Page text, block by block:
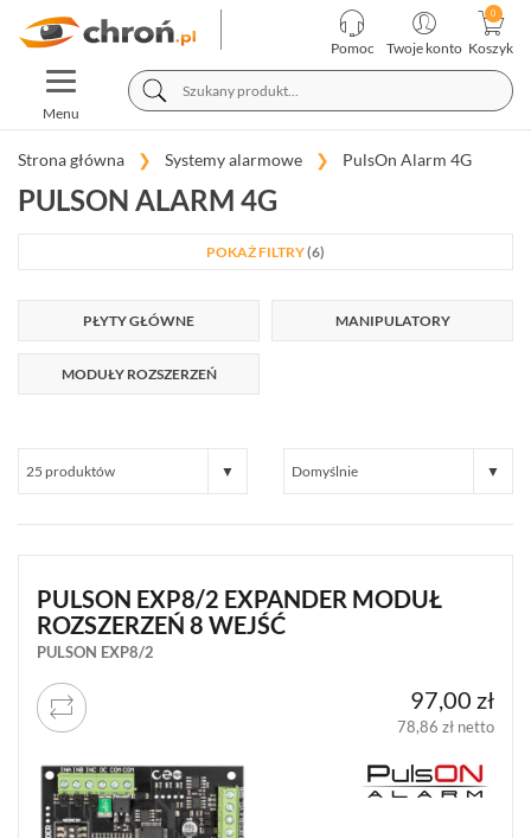
Pomoc Twoje konto Koszyk
TOGGLE
NAVIGATION
Menu
KATEGORIE
PRODUCENCI
TELEWIZJA
PRZEMYSŁOWA
ALARMOWE
SATEL
PERFECTA
MICRA
(14)
NEO
(22)
DSC
GTX2
(1)
Strona główna Systemy alarmowe PulsOn Alarm 4G
FILTRY PRODUKTÓW
CENA
PRODUCENT / SERIA
SYSTEM PRZEWODOWY / BEZPRZEWODOWY
bezprzewodowy (0)
Satel Versa (0)
Satel Integra (0)
Pokaż więcej
do 32 (2)
128 (0)
64 (0)
OKAZJE
PULSON ALARM 4G
POKAŻ FILTRY(6)
PŁYTY GŁÓWNE MANIPULATORY
MODUŁY ROZSZERZEŃ
PULSON EXP8/2 EXPANDER MODUŁ
ROZSZERZEŃ 8 WEJŚĆ
PULSON EXP8/2
97,00 zł
78,86 zł netto